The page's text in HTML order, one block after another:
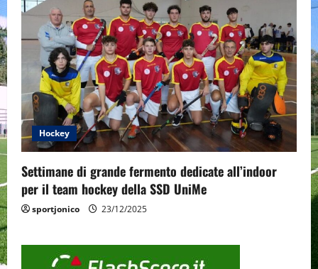
Hockey
Settimane di grande fermento dedicate all’indoor
per il team hockey della SSD UniMe
sportjonico 23/12/2025